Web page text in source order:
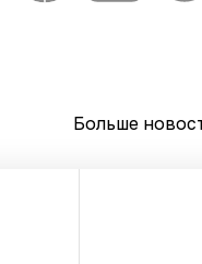
Больше